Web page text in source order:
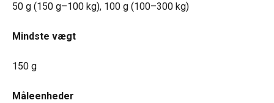
50 g (150 g–100 kg), 100 g (100–300 kg)
Mindste vægt
150 g
Måleenheder